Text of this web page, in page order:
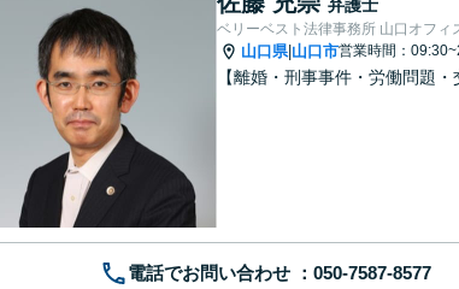
弁護士
ベリーベスト法律事務所 山口オフィ
山口県| 山口市営業時間：
【離婚・刑事事件・労働問題
電話でお問い合わせ